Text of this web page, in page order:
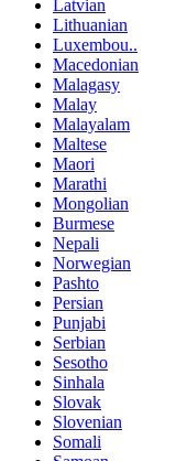
Latvian
Lithuanian
Luxembou..
Macedonian
Malagasy
Malay
Malayalam
Maltese
Maori
Marathi
Mongolian
Burmese
Nepali
Norwegian
Pashto
Persian
Punjabi
Serbian
Sesotho
Sinhala
Slovak
Slovenian
Somali